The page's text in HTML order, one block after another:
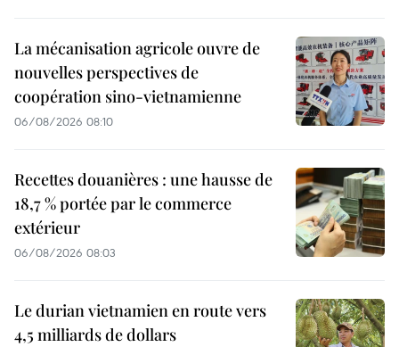
La mécanisation agricole ouvre de
nouvelles perspectives de
coopération sino-vietnamienne
06/08/2026 08:10
Recettes douanières : une hausse de
18,7 % portée par le commerce
extérieur
06/08/2026 08:03
Le durian vietnamien en route vers
4,5 milliards de dollars